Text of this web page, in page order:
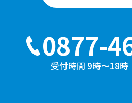
0877-
受付時間 9時〜18時